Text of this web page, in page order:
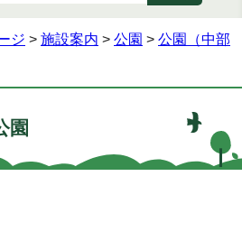
ジ > 施設案内 > 公園 > 公園（中部
園